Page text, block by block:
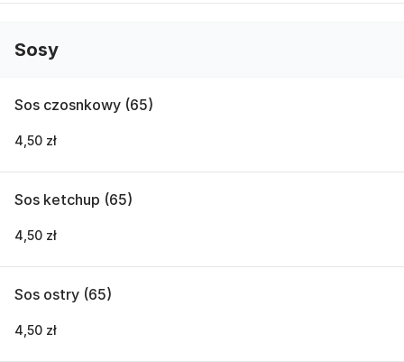
Sosy
Sos czosnkowy (65)
4,50 zł
Sos ketchup (65)
4,50 zł
Sos ostry (65)
4,50 zł